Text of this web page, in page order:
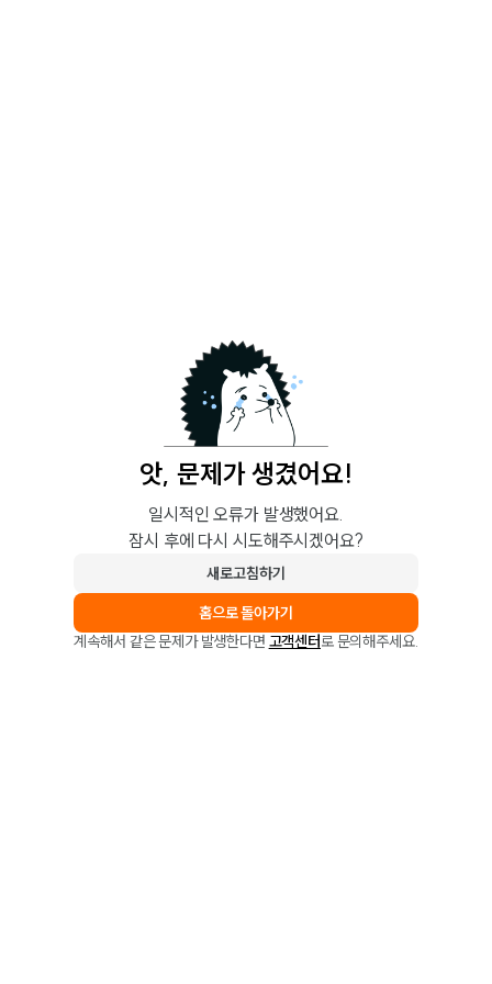
앗, 문제가 생겼어요!
일시적인 오류가 발생했어요.
잠시 후에 다시 시도해주시겠어요?
새로고침하기
홈으로 돌아가기
계속해서 같은 문제가 발생한다면 고객센터로 문의해주세요.